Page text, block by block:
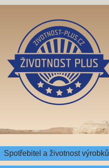
Spotřebitel a životnost výrobků